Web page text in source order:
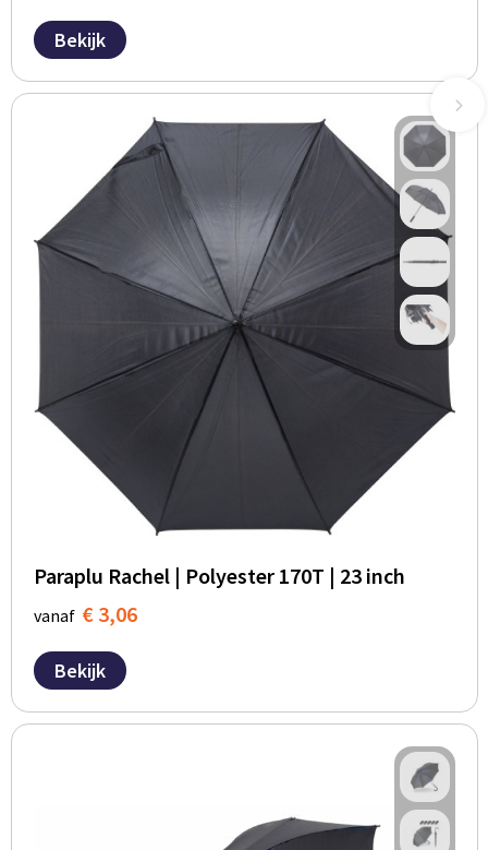
Bekijk
Paraplu Rachel | Polyester 170T | 23 inch
vanaf € 3,06
Bekijk